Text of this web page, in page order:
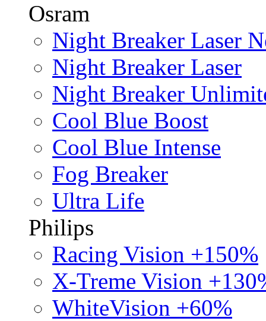
Osram
Night Breaker Laser
Night Breaker Laser
Night Breaker
Cool Blue Boost
Cool Blue Intense
Fog Breaker
Ultra Life
Philips
Racing Vision +150%
X-Treme Vision
WhiteVision +60%